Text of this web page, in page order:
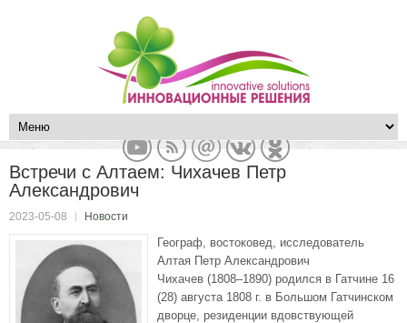
Встречи с Алтаем: Чихачев Петр
Александрович
2023-05-08 Новости
Географ, востоковед, исследователь
Алтая Петр Александрович
Чихачев (1808–1890) родился в Гатчине 16
(28) августа 1808 г. в Большом Гатчинском
дворце, резиденции вдовствующей